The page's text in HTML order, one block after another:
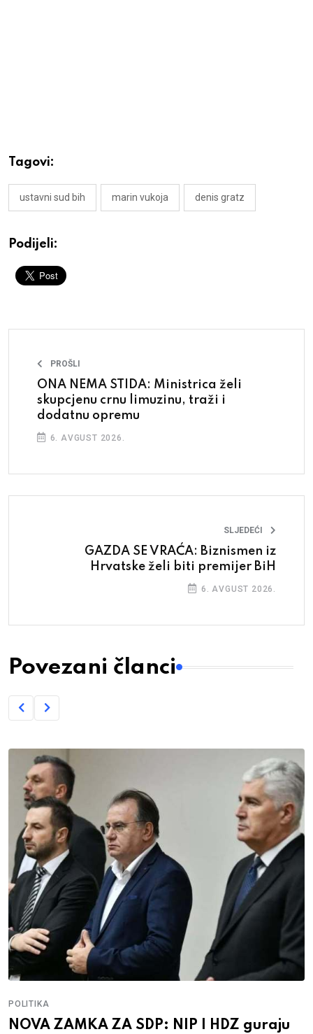
Tagovi:
ustavni sud bih marin vukoja denis gratz
Podijeli:
PROŠLI
ONA NEMA STIDA: Ministrica želi
skupcjenu crnu limuzinu, traži i
dodatnu opremu
6. AVGUST 2026.
SLJEDEĆI
GAZDA SE VRAĆA: Biznismen iz
Hrvatske želi biti premijer BiH
6. AVGUST 2026.
Povezani članci
POLITIKA
NOVA ZAMKA ZA SDP: NIP I HDZ guraju